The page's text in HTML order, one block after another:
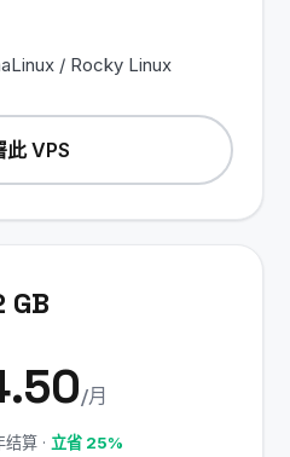
/ Rocky Linux
此 VPS
GB
/月
算 · 立省 25%